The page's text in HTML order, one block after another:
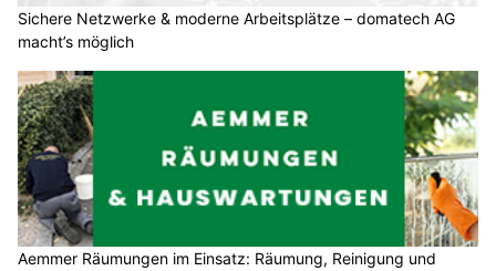
Sichere Netzwerke & moderne Arbeitsplätze – domatech AG
macht’s möglich
Aemmer Räumungen im Einsatz: Räumung, Reinigung und